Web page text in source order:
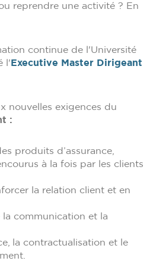
reprendre une activité ? En
continue de l'Université
l' Executive Master Dirigeant
nouvelles exigences du
:
produits d’assurance,
à la fois par les clients
la relation client et en
communication et la
la contractualisation et le